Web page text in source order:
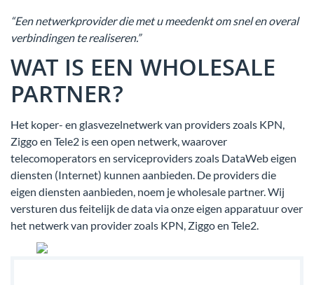
“Een netwerkprovider die met u meedenkt om snel en overal
verbindingen te realiseren.”
WAT IS EEN WHOLESALE
PARTNER?
Het koper- en glasvezelnetwerk van providers zoals KPN,
Ziggo en Tele2 is een open netwerk, waarover
telecomoperators en serviceproviders zoals DataWeb eigen
diensten (Internet) kunnen aanbieden. De providers die
eigen diensten aanbieden, noem je wholesale partner. Wij
versturen dus feitelijk de data via onze eigen apparatuur over
het netwerk van provider zoals KPN, Ziggo en Tele2.